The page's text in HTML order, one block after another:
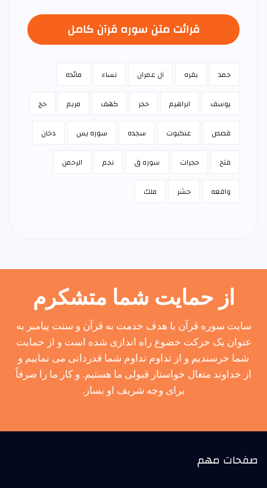
قرائت متن سوره قرآن كامل
حمد بقره آل عمران نساء مائده
يوسف ابراهيم حجر كهف مريم حج
قصص عنكبوت سجده سوره يس دخان
فتح حجرات سوره ق نجم الرحمن
واقعه حشر ملك
از حمایت شما متشکرم
سایت سوره قرآن با هدف خدمت به قرآن و سنت پیامبر به
عنوان یک حرکت خضوع راه اندازی شده است و از حمایت
شما خرسندیم و از تداوم تداوم شما قدردانی می نماییم و
از خداوند متعال خواستار قبولی ما هستیم. و کار ما را صرفاً
برای وجه شریف او بساز.
صفحات مهم